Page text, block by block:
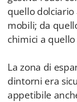
quello
mobili; da
chimici a
La zona di
dintorni era
appetibile